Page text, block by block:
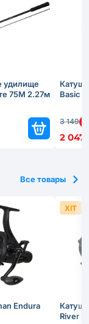
удилище
75M 2.27м
Basic
3 149
2 047
Все товары
Endura
River
ХІТ